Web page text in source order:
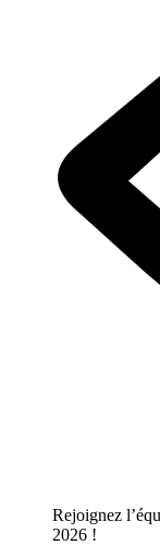
Rejoignez
2026 !